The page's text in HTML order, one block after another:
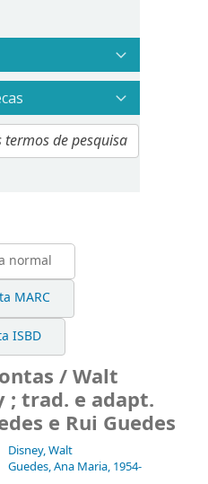
normal
MARC
ISBD
/ Walt
; trad. e adapt.
e Rui Guedes
Disney, Walt
Guedes, Ana Maria, 1954-